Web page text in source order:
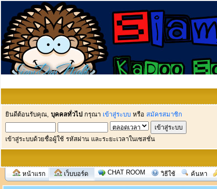
ยินดีต้อนรับคุณ, บุคคลทั่วไป กรุณา เข้าสู่ระบบ หรือ สมัครสมาชิก
เข้าสู่ระบบด้วยชื่อผู้ใช้ รหัสผ่าน และระยะเวลาในเซสชั่น
หน้าแรก เว็บบอร์ด CHAT ROOM วิธีใช้ ค้นหา